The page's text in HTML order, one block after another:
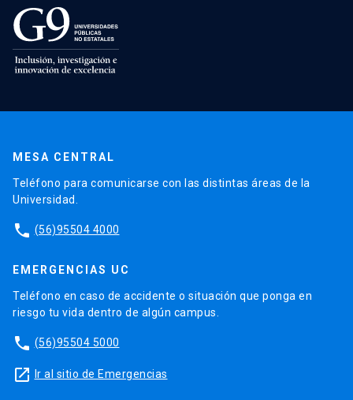
MESA CENTRAL
Teléfono para comunicarse con las distintas áreas de la
Universidad.
phone (56)95504 4000
EMERGENCIAS UC
Teléfono en caso de accidente o situación que ponga en
riesgo tu vida dentro de algún campus.
phone (56)95504 5000
launch Ir al sitio de Emergencias